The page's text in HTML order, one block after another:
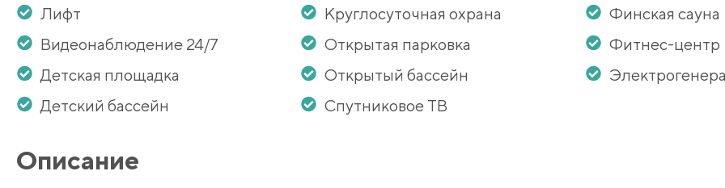
Лифт
Видеонаблюдение 24/7
Детская площадка
Детский бассейн
Круглосуточная охрана
Открытая парковка
Открытый бассейн
Спутниковое ТВ
Финская сауна
Фитнес-центр
Описание